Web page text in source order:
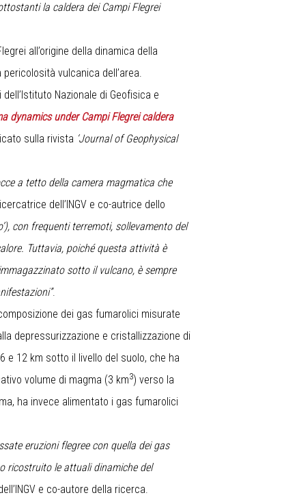
la caldera dei Campi Flegrei
all’origine della dinamica della
vulcanica dell’area.
Nazionale di Geofisica e
dynamics under Campi Flegrei caldera
sulla rivista ‘Journal of Geophysical
a tetto della camera magmatica che
dell’INGV e co-autrice dello
con frequenti terremoti, sollevamento del
Tuttavia, poiché questa attività è
sotto il vulcano, è sempre
.
dei gas fumarolici misurate
depressurizzazione e cristallizzazione di
e 12 km sotto il livello del suolo, che ha
volume di magma (3 km3) verso la
ha invece alimentato i gas fumarolici
eruzioni flegree con quella dei gas
ricostruito le attuali dinamiche del
e co-autore della ricerca.